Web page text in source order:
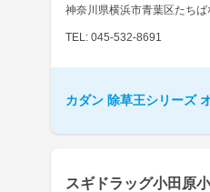
神奈川県横浜市青葉区たちば
TEL: 045-532-8691
カダン 除草王シリーズ
スギドラッグ小田原